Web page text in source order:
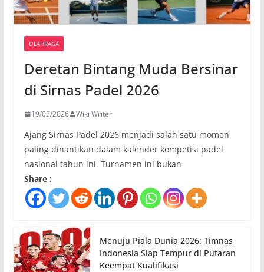
OLAHRAGA
Deretan Bintang Muda Bersinar
di Sirnas Padel 2026
19/02/2026 Wiki Writer
Ajang Sirnas Padel 2026 menjadi salah satu momen
paling dinantikan dalam kalender kompetisi padel
nasional tahun ini. Turnamen ini bukan
Share :
Menuju Piala Dunia 2026: Timnas
Indonesia Siap Tempur di Putaran
Keempat Kualifikasi